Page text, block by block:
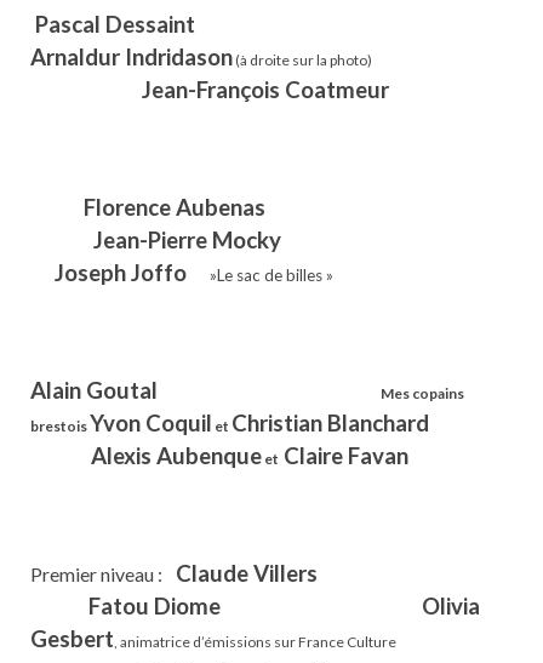
Pascal Dessaint
Arnaldur Indridason (à droite sur la photo)
Jean-François Coatmeur
Florence Aubenas
Jean-Pierre Mocky
Joseph Joffo
»Le sac de billes »
Alain Goutal Mes copains
brestoisYvon Coquil et Christian Blanchard
Alexis Aubenque et Claire Favan
Premier niveau :
Claude Villers
Fatou Diome
Olivia
Gesbert, animatrice d’émissions sur France Culture